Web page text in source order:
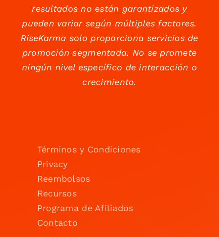
resultados no están garantizados y
pueden variar según múltiples factores.
RiseKarma solo proporciona servicios de
promoción segmentada. No se promete
ningún nivel específico de interacción o
crecimiento.
Términos y Condiciones
Privacy
Reembolsos
Recursos
Programa de Afiliados
Contacto